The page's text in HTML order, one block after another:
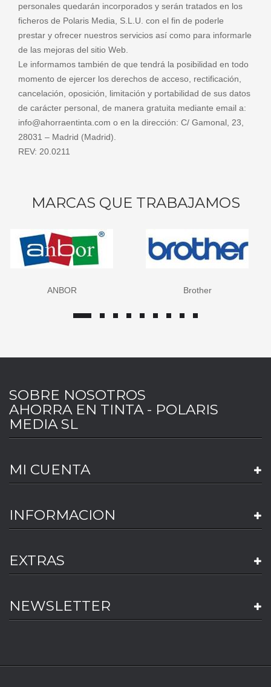
personales quedarán incorporados y serán tratados en los
ficheros de Polaris Media, S.L.U. con el fin de poderle
prestar y ofrecer nuestros servicios así como para informarle
de las mejoras del sitio Web.
Le informamos también de que tendrá la posibilidad en todo
momento de ejercer los derechos de acceso, rectificación,
cancelación, oposición, limitación y portabilidad de sus datos
de carácter personal, de manera gratuita mediante email a:
info@ahorraentinta.com o en la dirección: C/ Gamonal, 23,
28031 – Madrid (Madrid).
REV: 20.0211
MARCAS QUE TRABAJAMOS
ANBOR Brother
SOBRE NOSOTROS
AHORRA EN TINTA - POLARIS
MEDIA SL
MI CUENTA
INFORMACION
EXTRAS
NEWSLETTER